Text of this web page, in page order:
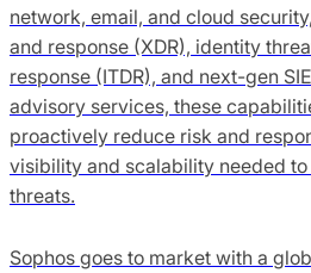
network, email, and cloud
and response (XDR), identity
response (ITDR), and next-gen
advisory services, these
proactively reduce risk and
visibility and scalability needed
threats.
Sophos goes to market with a